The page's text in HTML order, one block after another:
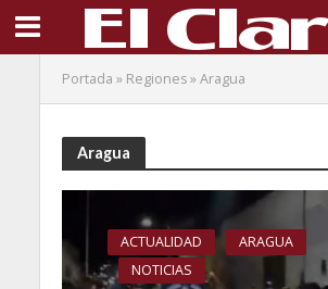
Portada » Regiones»Aragua
Aragua
ACTUALIDAD
ARAGUA
NOTICIAS